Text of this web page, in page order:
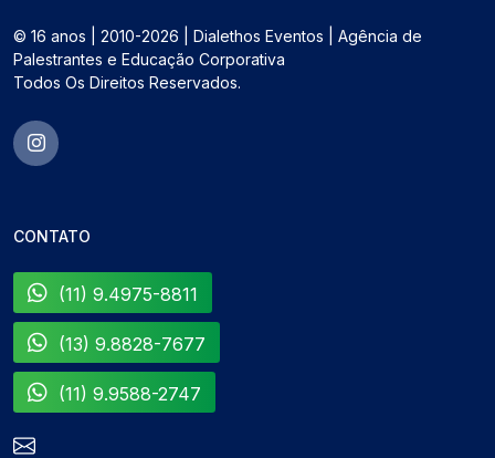
© 16 anos | 2010-2026 | Dialethos Eventos | Agência de
Palestrantes e Educação Corporativa
Todos Os Direitos Reservados.
CONTATO
(11) 9.4975-8811
(13) 9.8828-7677
(11) 9.9588-2747